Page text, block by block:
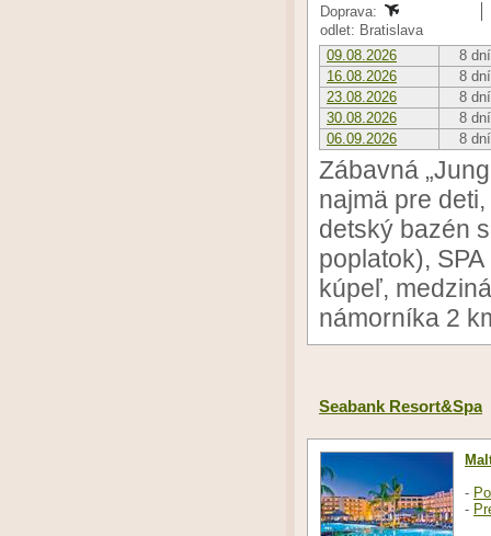
Doprava:
odlet: Bratislava
09.08.2026
8 dní
16.08.2026
8 dní
23.08.2026
8 dní
30.08.2026
8 dní
06.09.2026
8 dní
Zábavná
najmä pre
detský bazén
poplatok),
kúpeľ,
námorníka 2
Seabank Resort&Spa
-
-